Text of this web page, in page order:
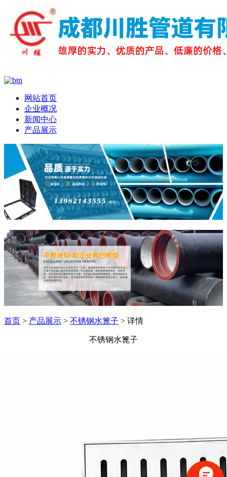
网站首页
企业概况
新闻中心
产品展示
首页 > 产品展示 > 不锈钢水篦子 > 详情
不锈钢水篦子